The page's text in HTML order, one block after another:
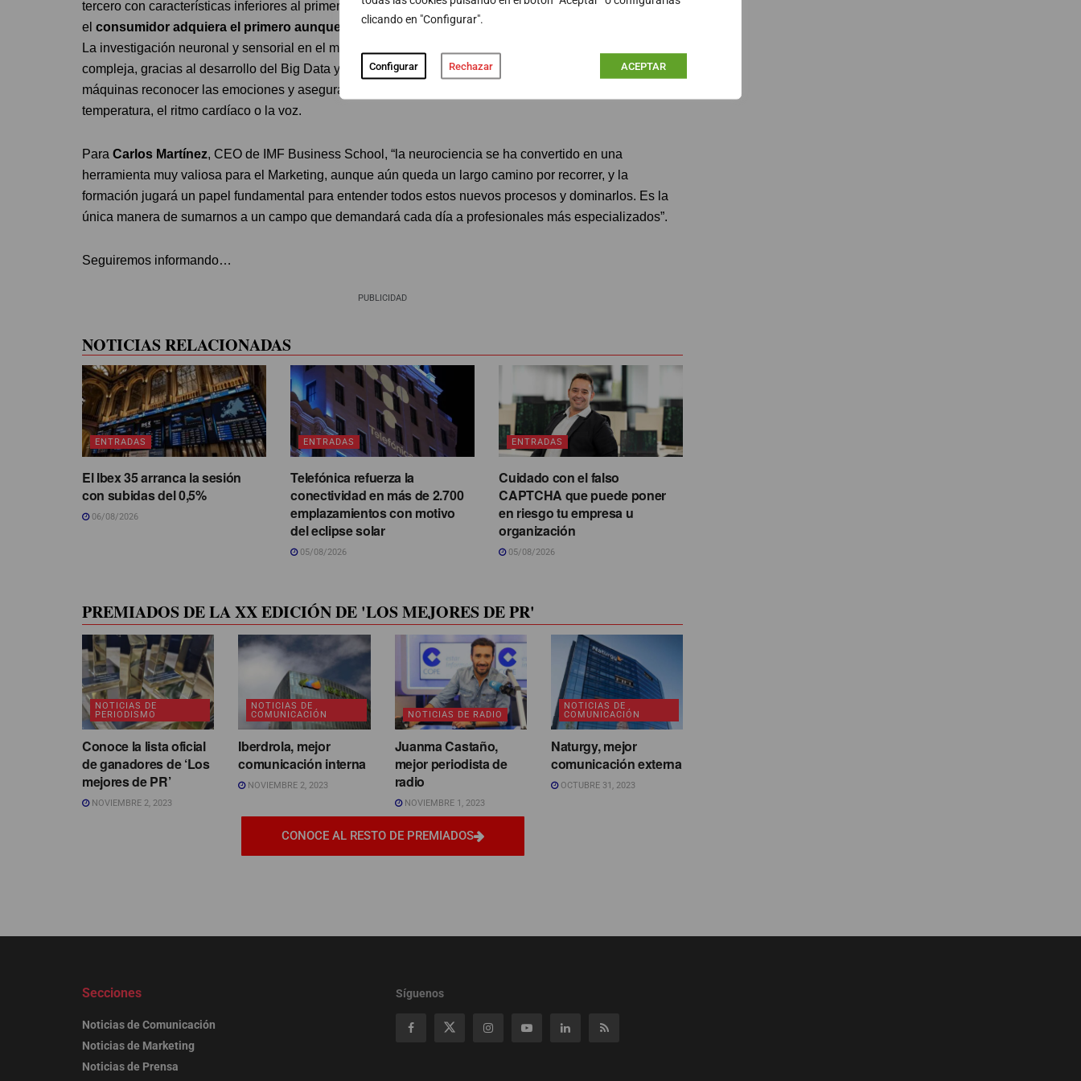
clicando en "Configurar".
Configurar Rechazar ACEPTAR
tercero con características inferiores al primero, pero mejor en algún aspecto al segundo, ayudará a que
el consumidor adquiera el primero aunque el precio sea mayor.
La investigación neuronal y sensorial en el marketing no ha hecho más que empezar y será cada más
compleja, gracias al desarrollo del Big Data y la Inteligencia Artificial. Áreas que permitirán a las
máquinas reconocer las emociones y asegurar la venta a través del análisis de expresiones faciales, la
temperatura, el ritmo cardíaco o la voz.
Para Carlos Martínez, CEO de IMF Business School, “la neurociencia se ha convertido en una
herramienta muy valiosa para el Marketing, aunque aún queda un largo camino por recorrer, y la
formación jugará un papel fundamental para entender todos estos nuevos procesos y dominarlos. Es la
única manera de sumarnos a un campo que demandará cada día a profesionales más especializados”.
Seguiremos informando…
PUBLICIDAD
NOTICIAS RELACIONADAS
ENTRADAS
El Ibex 35 arranca la sesión
con subidas del 0,5%
06/08/2026
ENTRADAS
Telefónica refuerza la
conectividad en más de 2.700
emplazamientos con motivo
del eclipse solar
05/08/2026
ENTRADAS
Cuidado con el falso
CAPTCHA que puede poner
en riesgo tu empresa u
organización
05/08/2026
PREMIADOS DE LA XX EDICIÓN DE 'LOS MEJORES DE PR'
NOTICIAS DE
PERIODISMO
Conoce la lista oficial
de ganadores de ‘Los
mejores de PR’
NOVIEMBRE 2, 2023
NOTICIAS DE
COMUNICACIÓN
Iberdrola, mejor
comunicación interna
NOVIEMBRE 2, 2023
NOTICIAS DE RADIO
Juanma Castaño,
mejor periodista de
radio
NOVIEMBRE 1, 2023
NOTICIAS DE
COMUNICACIÓN
Naturgy, mejor
comunicación externa
OCTUBRE 31, 2023
CONOCE AL RESTO DE PREMIADOS
Secciones
Noticias de Comunicación
Noticias de Marketing
Noticias de Prensa
Síguenos